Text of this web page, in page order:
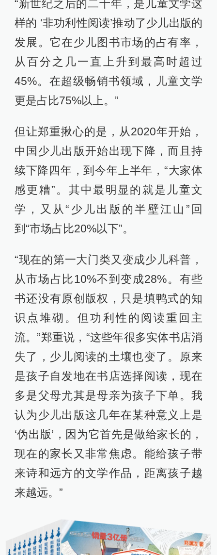
“新世纪之后的二十年，是儿童文学这
样的 ‘非功利性阅读’推动了少儿出版的
发展。它在少儿图书市场的占有率，
从百分之几一直上升到最高时超过
45%。在超级畅销书领域，儿童文学
更是占比75%以上。”
但让郑重揪心的是，从2020年开始，
中国少儿出版开始出现下降，而且持
续下降四年，到今年上半年，“大家体
感更糟”。其中最明显的就是儿童文
学，又从“少儿出版的半壁江山”回
到“市场占比20%以下”。
“现在的第一大门类又变成少儿科普，
从市场占比10%不到变成28%。有些
书还没有原创版权，只是填鸭式的知
识点堆砌。但功利性的阅读重回主
流。”郑重说，“这些年很多实体书店消
失了，少儿阅读的土壤也变了。原来
是孩子自发地在书店选择阅读，现在
多是父母尤其是母亲为孩子下单。我
认为少儿出版这几年在某种意义上是
‘伪出版’，因为它首先是做给家长的，
现在的家长又非常焦虑。能给孩子带
来诗和远方的文学作品，距离孩子越
来越远。”